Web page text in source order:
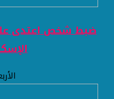
ضبط شخص اعتدى
الأربعاء 05